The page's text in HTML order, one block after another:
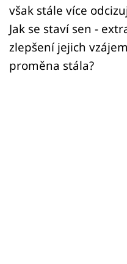
však stále více
Jak se staví sen -
zlepšení jejich
proměna stála?